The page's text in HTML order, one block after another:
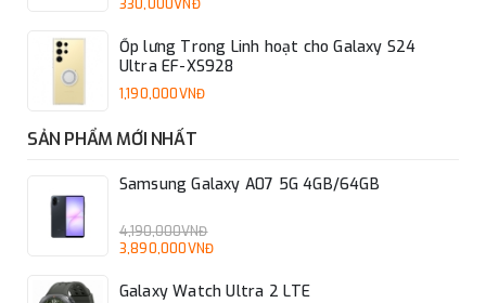
dùng có thể dễ dàng khai phóng tiềm năng sáng tạo của bản
thân và hiện thực hóa mọi ý tưởng thông qua vài nét phác
thảo, văn bản hoặc câu lệnh cho hình ảnh.
330,000VNĐ
Ốp lưng Trong Linh hoạt cho Galaxy S24
Ultra EF-XS928
1,190,000VNĐ
SẢN PHẨM MỚI NHẤT
Samsung Galaxy A07 5G 4GB/64GB
4,190,000VNĐ
3,890,000VNĐ
Galaxy Watch Ultra 2 LTE